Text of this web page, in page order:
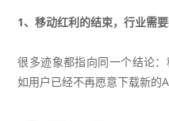
1、移动红利的结束，行业需
很多迹象都指向同一个结论
如用户已经不再愿意下载新的